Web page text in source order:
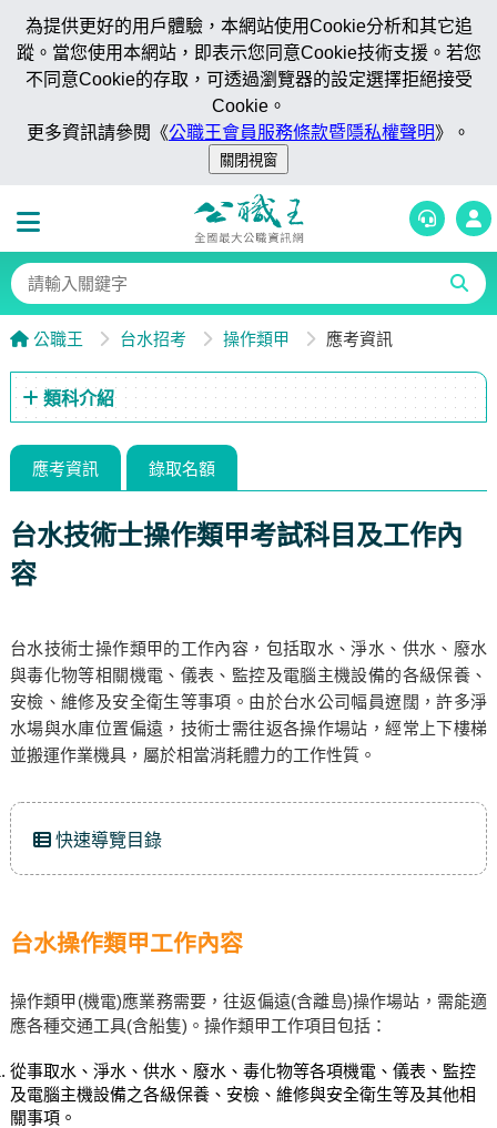
為提供更好的用戶體驗，本網站使用Cookie分析和其它追
蹤。當您使用本網站，即表示您同意Cookie技術支援。若您
不同意Cookie的存取，可透過瀏覽器的設定選擇拒絕接受
Cookie。
更多資訊請參閱《公職王會員服務條款暨隱私權聲明》。
公職王 台水招考 操作類甲 應考資訊
類科介紹
應考資訊 錄取名額
台水技術士操作類甲考試科目及工作內
容
台水技術士操作類甲的工作內容，包括取水、淨水、供水、廢水
與毒化物等相關機電、儀表、監控及電腦主機設備的各級保養、
安檢、維修及安全衛生等事項。由於台水公司幅員遼闊，許多淨
水場與水庫位置偏遠，技術士需往返各操作場站，經常上下樓梯
並搬運作業機具，屬於相當消耗體力的工作性質。
快速導覽目錄
台水操作類甲工作內容
操作類甲(機電)應業務需要，往返偏遠(含離島)操作場站，需能適
應各種交通工具(含船隻)。操作類甲工作項目包括：
從事取水、淨水、供水、廢水、毒化物等各項機電、儀表、監控
及電腦主機設備之各級保養、安檢、維修與安全衛生等及其他相
關事項。